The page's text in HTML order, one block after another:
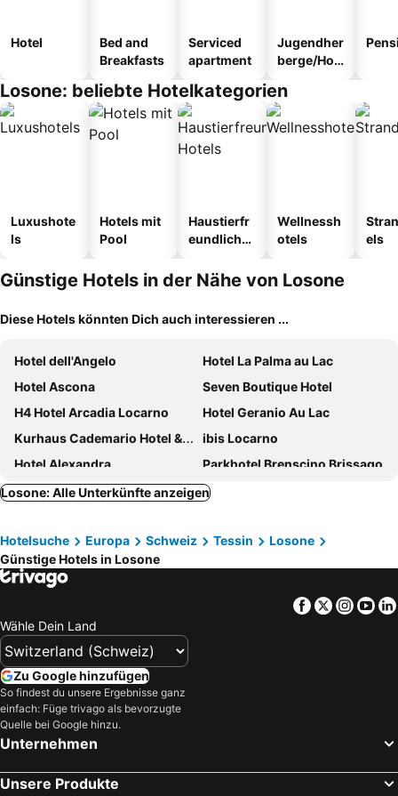
Hotel
Bed and
Breakfasts
Serviced
apartment
Jugendher
berge/Hos
Losone: beliebte Hotelkategorien
Luxushote
ls
Hotels mit
Pool
Haustierfr
eundliche
Wellnessh
otels
els
Günstige Hotels in der Nähe von Losone
Diese Hotels könnten Dich auch interessieren ...
Hotel dell'Angelo
Hotel La Palma au Lac
Hotel Ascona
Seven Boutique Hotel
H4 Hotel Arcadia Locarno
Hotel Geranio Au Lac
Kurhaus Cademario Hotel & Spa
ibis Locarno
Hotel Alexandra
Parkhotel Brenscino Brissago
Hotel Muralto
Albergo Paradiso
Parkhotel Delta Wellbeing Resort Ascona
Hotel Du Lac Locarno
Bellavista Swiss Quality Hotel
Hotel City Locarno
Hotel Belvedere Locarno
Dorint Resort & Spa Locarno Riazzino
Romantik Hotel Castello Seeschloss
Hotel Collinetta
Hotel Rondinella Locarno
Albergo Carcani by Ketty & Tommy
Aparthotel Al Lago
Hotel Tamaro
Hotel Arancio
Hotel Eden Roc - The Leading Hotels of the World
Losone: Alle Unterkünfte anzeigen
Hotelsuche Europa Schweiz Tessin
Losone
Günstige Hotels in Losone
Facebook
Twitter
Wähle Dein Land
Zu Google hinzufügen
So findest du unsere Ergebnisse ganz
einfach: Füge trivago als bevorzugte
Quelle bei Google hinzu.
Unternehmen
Unsere Produkte